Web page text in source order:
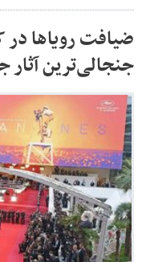
ضیافت رویاها
جنجالی‌ترین آثار